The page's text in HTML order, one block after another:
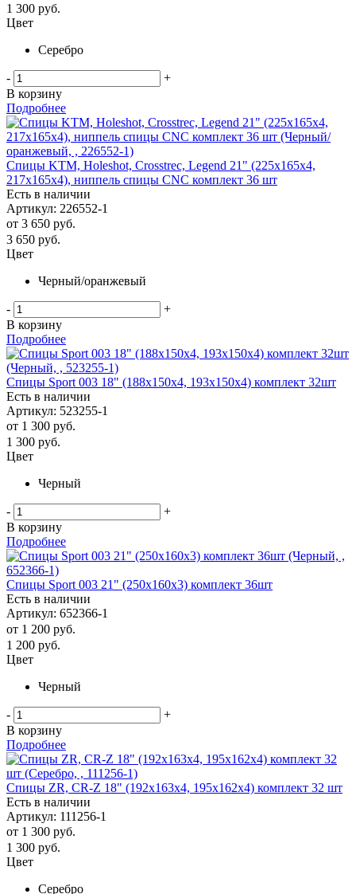
1 300 руб.
Цвет
Серебро
-
+
В корзину
Подробнее
Спицы KTM, Holeshot, Crosstrec, Legend 21" (225х165х4,
217х165х4), ниппель cпицы CNC комплект 36 шт
Есть в наличии
Артикул: 226552-1
от 3 650 руб.
3 650 руб.
Цвет
Черный/оранжевый
-
+
В корзину
Подробнее
Спицы Sport 003 18" (188х150х4, 193х150х4) комплект 32шт
Есть в наличии
Артикул: 523255-1
от 1 300 руб.
1 300 руб.
Цвет
Черный
-
+
В корзину
Подробнее
Спицы Sport 003 21" (250х160х3) комплект 36шт
Есть в наличии
Артикул: 652366-1
от 1 200 руб.
1 200 руб.
Цвет
Черный
-
+
В корзину
Подробнее
Спицы ZR, CR-Z 18" (192х163х4, 195х162х4) комплект 32 шт
Есть в наличии
Артикул: 111256-1
от 1 300 руб.
1 300 руб.
Цвет
Серебро